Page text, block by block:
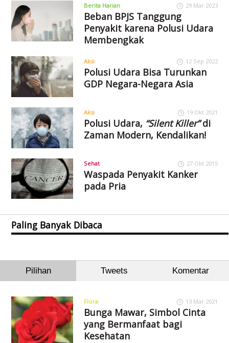
Berita Harian 29 Mar 2023
Beban BPJS Tanggung
Penyakit karena Polusi Udara
Membengkak
Aksi 12 Sep 2022
Polusi Udara Bisa Turunkan
GDP Negara-Negara Asia
Aksi 19 Okt 2021
Polusi Udara, “Silent Killer”di
Zaman Modern, Kendalikan!
Sehat 27 Okt 2015
Waspada Penyakit Kanker
pada Pria
Paling Banyak Dibaca
Pilihan Tweets Komentar
Flora 13 Mar 2021
Bunga Mawar, Simbol Cinta
yang Bermanfaat bagi
Kesehatan